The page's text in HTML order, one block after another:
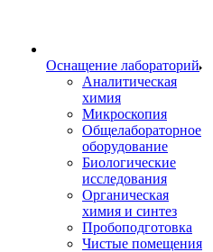
Оснащение лабораторий
Аналитическая
химия
Микроскопия
Общелабораторное
оборудование
Биологические
исследования
Органическая
химия и синтез
Пробоподготовка
Чистые помещения